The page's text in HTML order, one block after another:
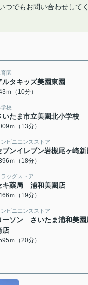
つでもお問い合わせしてく
園
ルタキッズ美園東園
ｍ（10分）
学校
いたま市立美園北小学校
ｍ（13分）
ンビニエンスストア
ブンイレブン岩槻尾ヶ崎新
ｍ（18分）
ラッグストア
キ薬局 浦和美園店
ｍ（19分）
ンビニエンスストア
ーソン さいたま浦和美園
店
ｍ（20分）